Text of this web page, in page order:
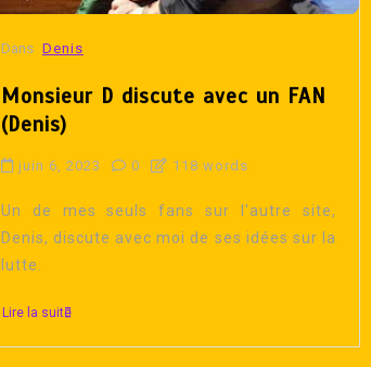
Dans Denis
Monsieur D discute avec un FAN
(Denis)
juin 6, 2023 0 118 words
Un de mes seuls fans sur l'autre site,
Denis, discute avec moi de ses idées sur la
lutte.
Lire la suite